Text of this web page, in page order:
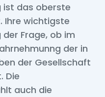
ist das oberste
Ihre wichtigste
Frage, ob im
der in
der Gesellschaft
Die
auch die